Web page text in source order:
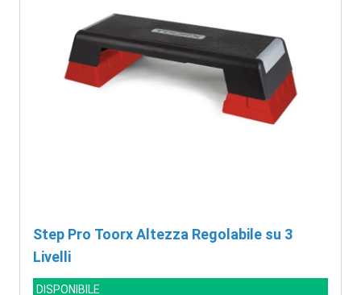
Step Pro Toorx Altezza Regolabile su 3
Livelli
DISPONIBILE